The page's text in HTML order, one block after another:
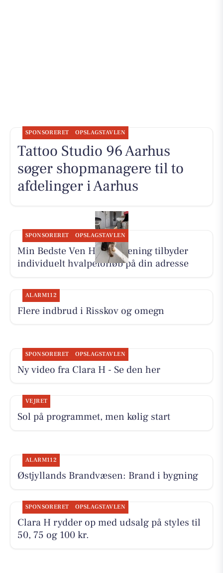
SPONSORERET OPSLAGSTAVLEN
Tattoo Studio 96 Aarhus
søger shopmanagere til to
afdelinger i Aarhus
SPONSORERET OPSLAGSTAVLEN
Min Bedste Ven Hundetræning tilbyder
individuelt hvalpeforløb på din adresse
ALARM112
Flere indbrud i Risskov og omegn
SPONSORERET OPSLAGSTAVLEN
Ny video fra Clara H - Se den her
VEJRET
Sol på programmet, men kølig start
ALARM112
Østjyllands Brandvæsen: Brand i bygning
SPONSORERET OPSLAGSTAVLEN
Clara H rydder op med udsalg på styles til
50, 75 og 100 kr.